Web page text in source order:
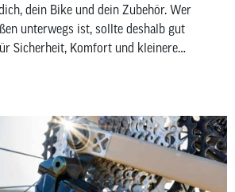
dein Bike und dein Zubehör. Wer
unterwegs ist, sollte deshalb gut
Sicherheit, Komfort und kleinere
Zubehör wirklich sinnvoll ist –
und Pflege.